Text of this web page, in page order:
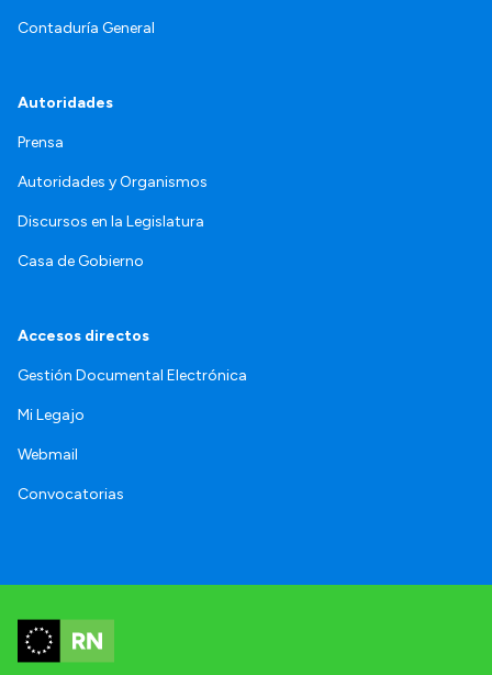
Contaduría General
Autoridades
Prensa
Autoridades y Organismos
Discursos en la Legislatura
Casa de Gobierno
Accesos directos
Gestión Documental Electrónica
Mi Legajo
Webmail
Convocatorias